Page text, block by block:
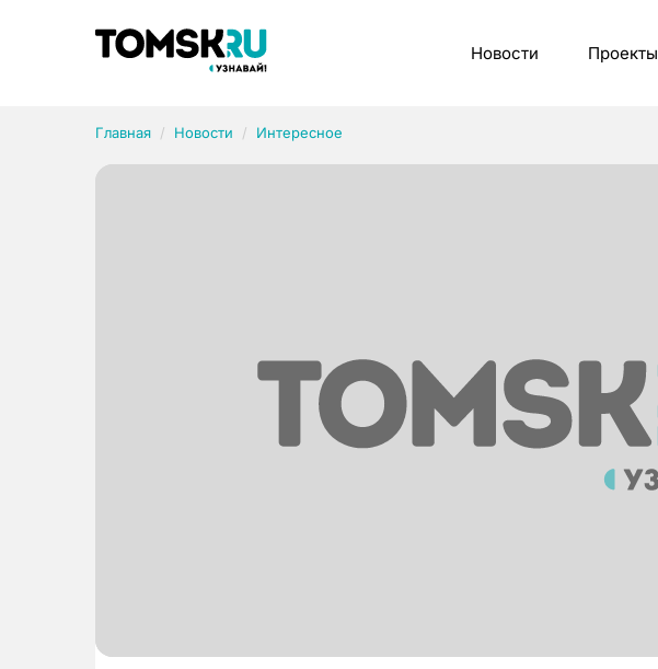
Новости Проекты
Главная Новости Интересное
Рубрики